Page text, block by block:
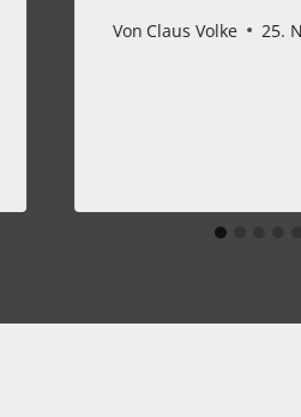
Von Claus Volke 25.